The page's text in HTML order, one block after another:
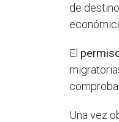
de
El
Una vez